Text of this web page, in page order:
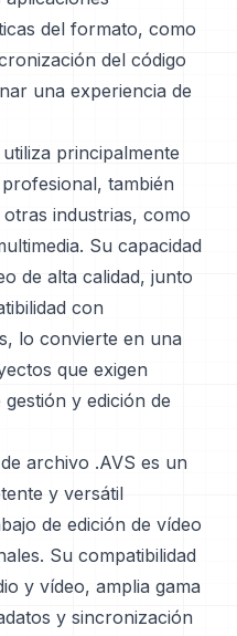
del formato, como
del código
una experiencia de
principalmente
también
industrias, como
Su capacidad
de alta calidad, junto
con
lo convierte en una
que exigen
y edición de
archivo .AVS es un
y versátil
de edición de vídeo
Su compatibilidad
y vídeo, amplia gama
y sincronización